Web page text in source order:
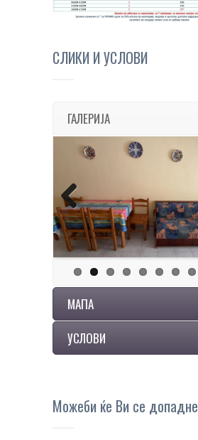
СЛИКИ И УСЛОВИ
ГАЛЕРИЈА
Previous
МАПА
УСЛОВИ
Можеби ќе Ви се допадне